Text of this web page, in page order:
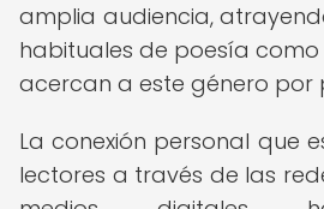
amplia audiencia,
habituales de poesía
acercan a este género por
La conexión personal que
lectores a través de las